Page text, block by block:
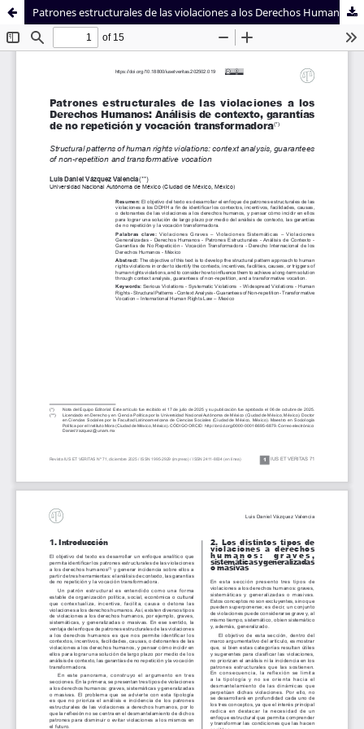
Sistema de
Bibliotecas
Facultad de
Derecho
Patrones estructurales de las violaciones a los Derechos Humanos: Análisis de contexto, garantías de no repetición y vocación transformadora